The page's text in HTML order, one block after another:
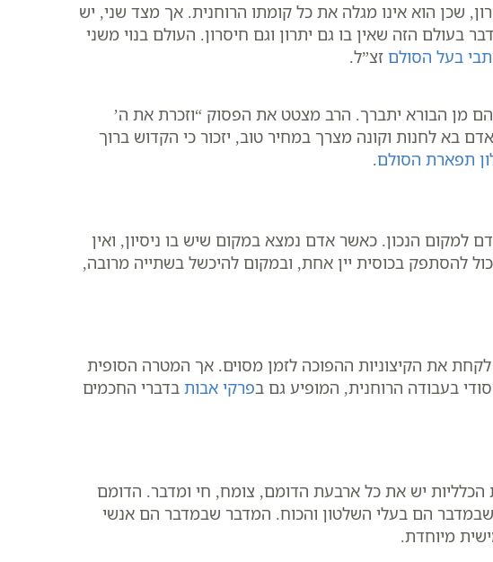
שכן הוא אינו מגלה את כל קומתו הרוחנית. אך מצד שני, יש
בעולם הזה שאין בו גם יתרון וגם חיסרון. העולם בנוי משני
בעל הסולם זצ”ל.
הם מן הבורא יתברך. הרב מצטט את הפסוק “וזכרת את ה’
בא לחנות וקונה מצרך במחיר טוב, יזכור כי הקדוש ברוך
תפארת הסולם.
הנכון. כאשר אדם נמצא במקום שיש בו ניסיון, ואין
להסתפק בכוסית יין אחת, ובמקום להיכשל בשתייה מרובה,
את הקיצוניות ההפוכה לזמן מסוים. אך המטרה הסופית
בעבודה הרוחנית, המופיע גם בפרקי אבות בדברי החכמים
יש את כל ארבעת הדומם, צומח, חי ומדבר. הדומם
הם בעלי השלטון והכוח. המדבר שבמדבר הם אנשי
מיוחדת.